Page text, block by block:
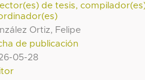
de tesis,
Ortiz, Felipe
de publicación
05-28